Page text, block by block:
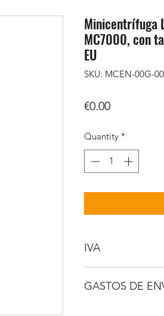
Minicentrífuga
MC7000, con
EU
SKU: MCEN-00G-
€0.00Price
Quantity *
IVA
GASTOS DE